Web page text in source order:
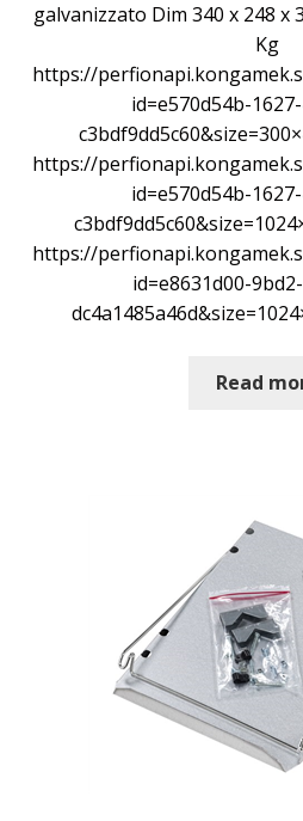
galvanizzato Dim 340 x 248 x
Kg
https://
id=e570d54b-
https://
id=e570d54b-
https://
id=e8631d00-
Read